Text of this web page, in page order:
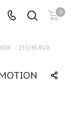
0
- 235/45 R19